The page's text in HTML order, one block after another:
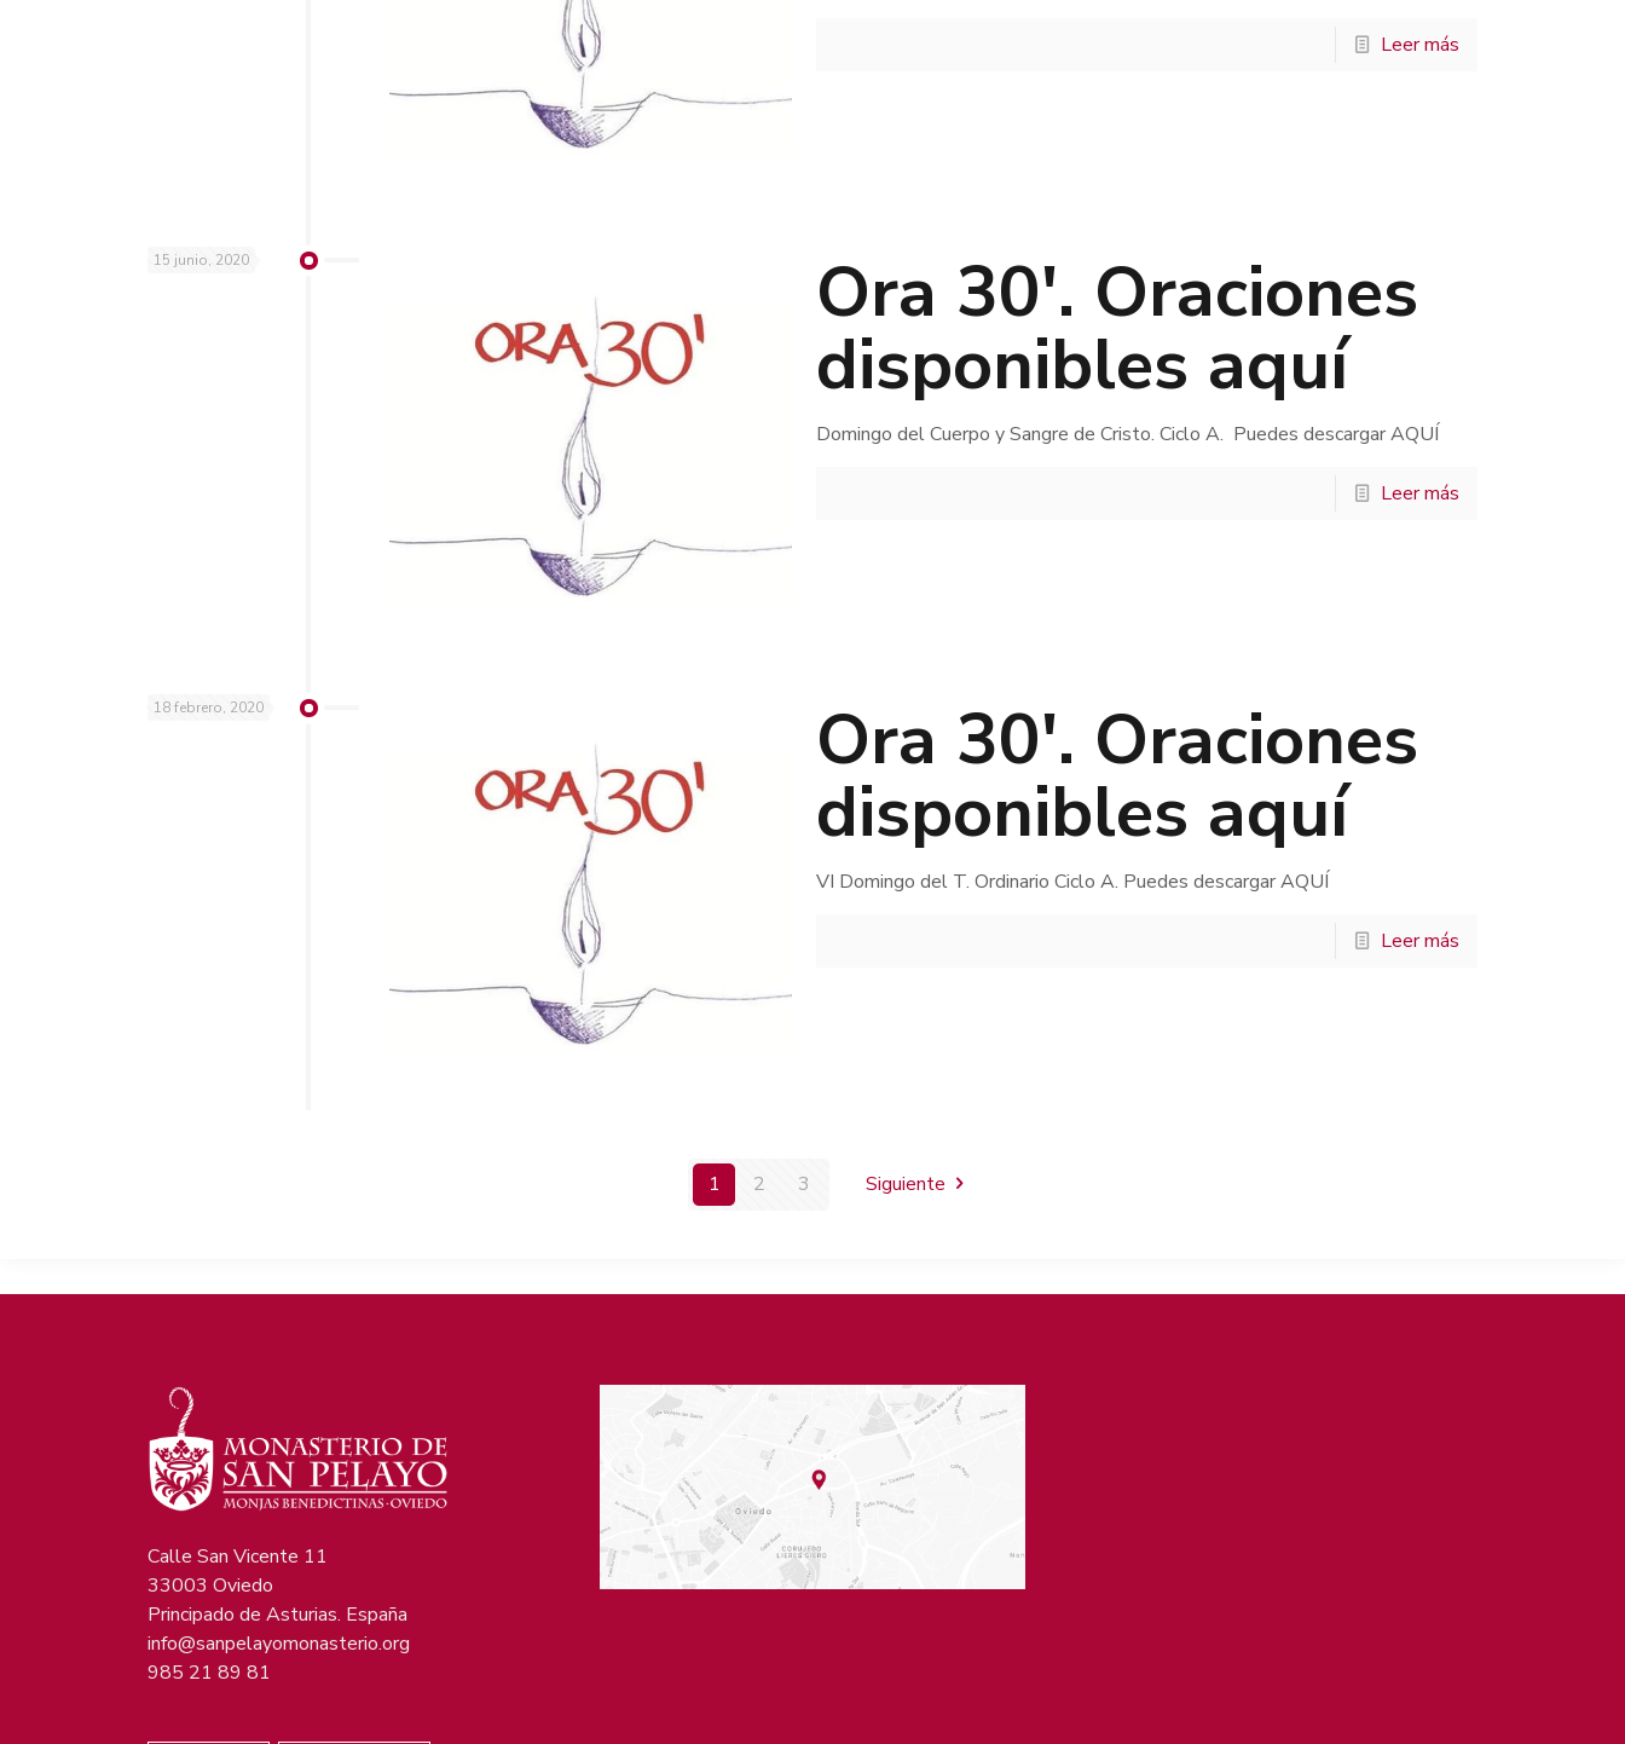
Leer más
15 junio, 2020 Ora 30′. Oraciones
disponibles aquí
Domingo del Cuerpo y Sangre de Cristo. Ciclo A. Puedes descargar AQUÍ
Leer más
18 febrero, 2020 Ora 30′. Oraciones
disponibles aquí
VI Domingo del T. Ordinario Ciclo A. Puedes descargar AQUÍ
Leer más
1 2 3 Siguiente
Calle San Vicente 11
33003 Oviedo
Principado de Asturias. España
info@sanpelayomonasterio.org
985 21 89 81